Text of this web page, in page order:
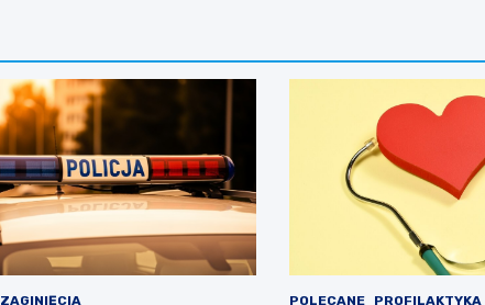
ZAGINIĘCIA POLECANE PROFILAKTYKA